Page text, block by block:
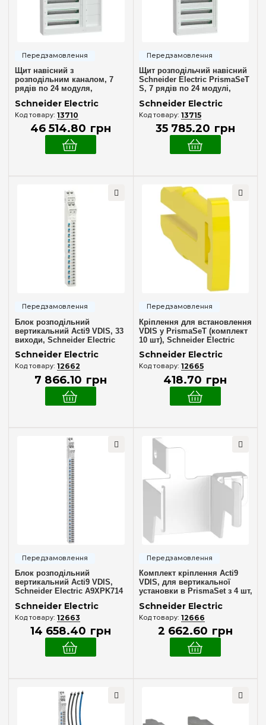
(+1)
(+7)
13(+15)
18(+23)
24
26(+10)
36(+21)
(+39)
192(+30)
Матеріал корпусу
Пластик(3)
Без дверцят
Серія
Acti9(5)
Linegry(6)
PrismaSeT S(14)
PrismaSeT XS
Колір корпусу
(2)
Ступінь захисту IP
Двері
Біла
Без дверцят
Ширина, мм
Очистити вибір
Щит навісний з
розподільним каналом, 7
рядів по 24 модуля,
Schneider Electric
13710
46 514.80 грн
Щит розподільчий навісний
Schneider Electric PrismaSeT
S, 7 рядів по 24 модулі,
Schneider Electric
13715
35 785.20 грн
Блок розподільний
вертикальний Acti9 VDIS, 33
виходи, Schneider Electric
A9XPK707
Schneider Electric
12662
7 866.10 грн
Кріплення для встановлення
VDIS у PrismaSeT (комплект
10 шт), Schneider Electric
A9XPKL10
Schneider Electric
12665
418.70 грн
Блок розподільний
вертикальний Acti9 VDIS,
Schneider Electric A9XPK714
Schneider Electric
12663
14 658.40 грн
Комплект кріплення Acti9
VDIS, для вертикальної
установки в PrismaSet з 4 шт,
Schneider Electric A9XPKV04
Schneider Electric
12666
2 662.60 грн